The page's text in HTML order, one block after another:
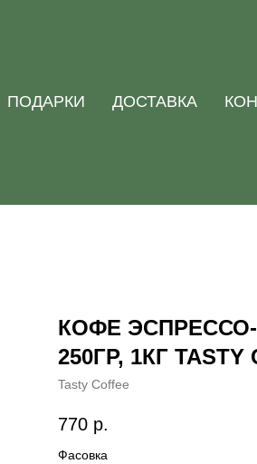
ПОДАРКИ ДОСТАВКА
КОФЕ
250ГР, 1КГ TASTY
Tasty Coffee
770 р.
Фасовка